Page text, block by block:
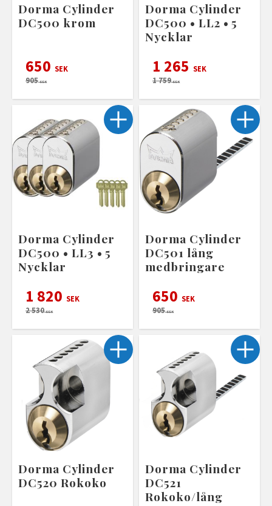
Dorma Cylinder
DC500 krom
650 SEK
905SEK
Dorma Cylinder
DC500 • LL2 • 5
Nycklar
1 265 SEK
1 759SEK
Dorma Cylinder
DC500 • LL3 • 5
Nycklar
1 820 SEK
2 530SEK
Dorma Cylinder
DC501 lång
medbringare
650 SEK
905SEK
Dorma Cylinder
DC520 Rokoko
Dorma Cylinder
DC521
Rokoko/lång